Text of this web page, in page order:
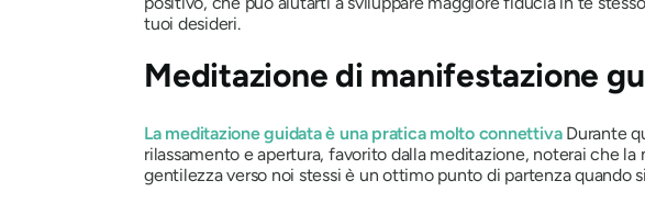
tuoi desideri.
Meditazione di manifestazione
La meditazione guidata è una pratica molto connettivaDurante
rilassamento e apertura, favorito dalla meditazione, noterai che
gentilezza verso noi stessi è un ottimo punto di partenza quando